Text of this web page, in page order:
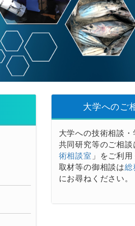
大学へのご
大学への技術相談・
共同研究等のご相
術相談室 」をご利用
取材等の御相談は総
にお尋ねください。